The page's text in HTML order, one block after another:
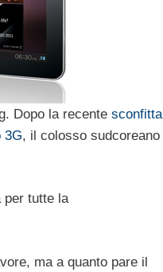
Dopo la recente sconfitta
3G, il colosso sudcoreano
per tutte la
ma a quanto pare il